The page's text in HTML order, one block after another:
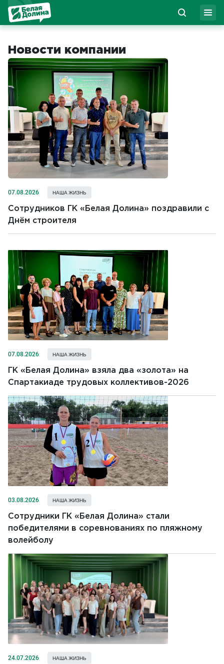
Новости компании
07.08.2026 НАША ЖИЗНЬ
Сотрудников ГК «Белая Долина» поздравили с
Днём строителя
07.08.2026 НАША ЖИЗНЬ
ГК «Белая Долина» взяла два «золота» на
Спартакиаде трудовых коллективов-2026
03.08.2026 НАША ЖИЗНЬ
Сотрудники ГК «Белая Долина» стали
победителями в соревнованиях по пляжному
волейболу
24.07.2026 НАША ЖИЗНЬ